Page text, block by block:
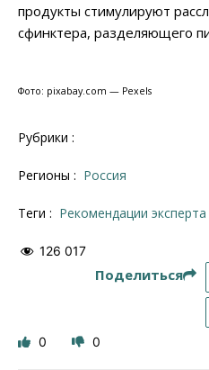
продукты стимулируют
сфинктера, разделяющего
Фото: pixabay.com — Pexels
Рубрики :
Регионы : Россия
Теги : рекомендации эксперта
126 017
Поделиться
0 0